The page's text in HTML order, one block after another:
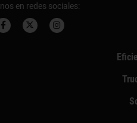
en redes sociales: